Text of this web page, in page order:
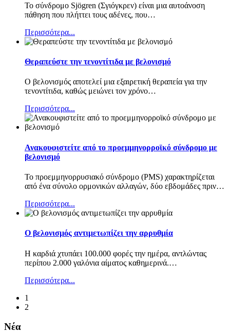
Το σύνδρομο Sjögren (Σγιόγκρεν) είναι μια αυτοάνοση
πάθηση που πλήττει τους αδένες, που…
Περισσότερα...
Θεραπεύστε την τενοντίτιδα με βελονισμό
Ο βελονισμός αποτελεί μια εξαιρετική θεραπεία για την
τενοντίτιδα, καθώς μειώνει τον χρόνο…
Περισσότερα...
Ανακουφιστείτε από το προεμμηνορροϊκό σύνδρομο με
βελονισμό
Το προεμμηνορρυσιακό σύνδρομο (PMS) χαρακτηρίζεται
από ένα σύνολο ορμονικών αλλαγών, δύο εβδομάδες πριν…
Περισσότερα...
Ο βελονισμός αντιμετωπίζει την αρρυθμία
Η καρδιά χτυπάει 100.000 φορές την ημέρα, αντλώντας
περίπου 2.000 γαλόνια αίματος καθημερινά.…
Περισσότερα...
1
2
Νέα